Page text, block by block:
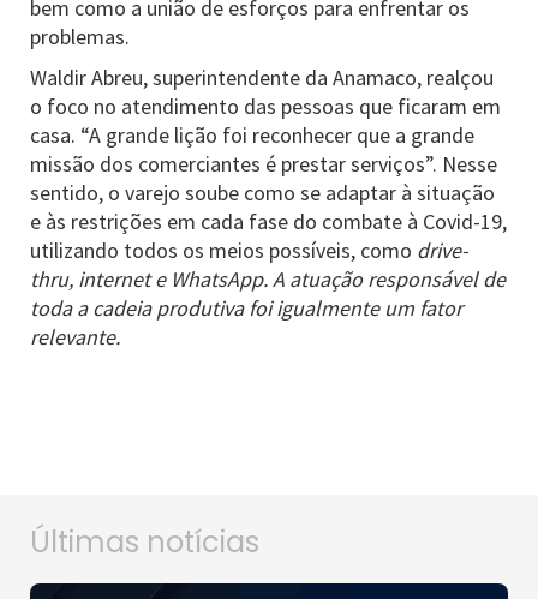
bem como a união de esforços para enfrentar os
problemas.
Waldir Abreu, superintendente da Anamaco, realçou
o foco no atendimento das pessoas que ficaram em
casa. “A grande lição foi reconhecer que a grande
missão dos comerciantes é prestar serviços”. Nesse
sentido, o varejo soube como se adaptar à situação
e às restrições em cada fase do combate à Covid-19,
utilizando todos os meios possíveis, como drive-
thru, internet e WhatsApp. A atuação responsável de
toda a cadeia produtiva foi igualmente um fator
relevante.
Últimas notícias